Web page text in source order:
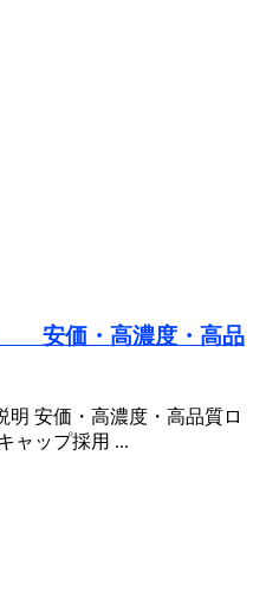
安価・高濃度・高品
明 安価・高濃度・高品質ロ
ャップ採用 ...